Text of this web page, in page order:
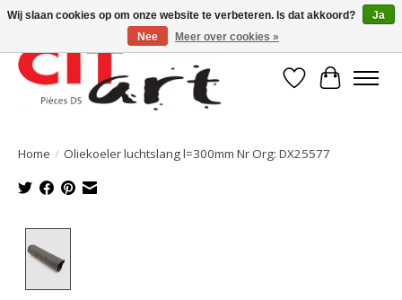
Verlanglijst
Home / Oliekoeler luchtslang l=300mm Nr Org: DX25577
Wij slaan cookies op om onze website te verbeteren. Is dat akkoord?
Ja
Nee
Meer over cookies »